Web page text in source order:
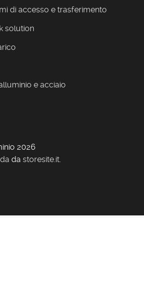
di accesso e trasferimento
solution
e acciaio
2026
da storesite.it.